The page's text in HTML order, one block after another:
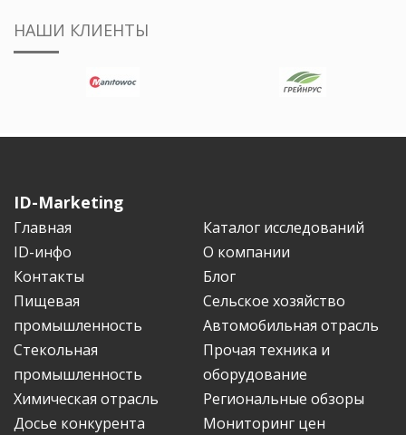
НАШИ КЛИЕНТЫ
ID-Marketing
Главная
Каталог исследований
ID-инфо
О компании
Контакты
Блог
Пищевая
промышленность
Сельское хозяйство
Автомобильная отрасль
Стекольная
промышленность
Прочая техника и
оборудование
Химическая отрасль
Региональные обзоры
Досье конкурента
Мониторинг цен